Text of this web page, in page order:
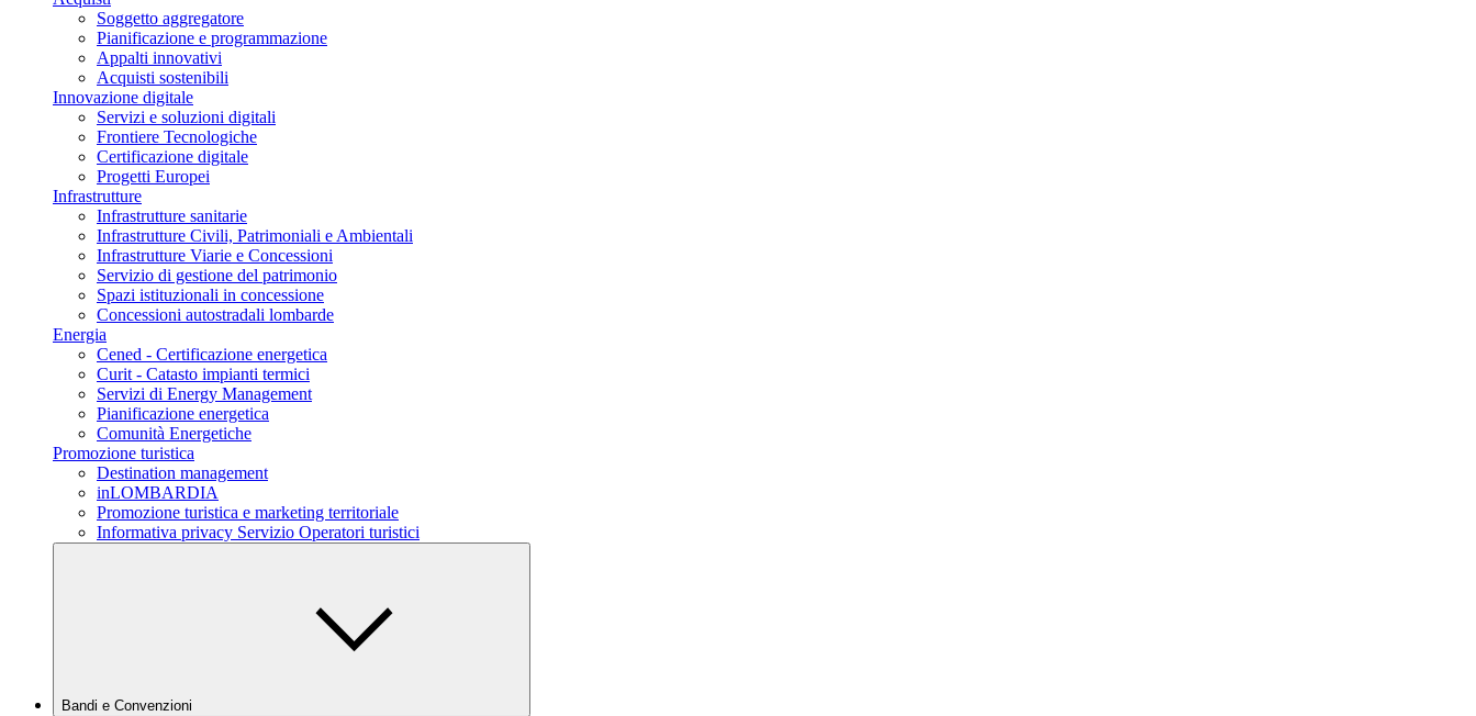
Soggetto aggregatore
Pianificazione e programmazione
Appalti innovativi
Acquisti sostenibili
Innovazione digitale
Servizi e soluzioni digitali
Frontiere Tecnologiche
Certificazione digitale
Progetti Europei
Infrastrutture
Infrastrutture sanitarie
Infrastrutture Civili, Patrimoniali e Ambientali
Infrastrutture Viarie e Concessioni
Servizio di gestione del patrimonio
Spazi istituzionali in concessione
Concessioni autostradali lombarde
Energia
Cened - Certificazione energetica
Curit - Catasto impianti termici
Servizi di Energy Management
Pianificazione energetica
Comunità Energetiche
Promozione turistica
Destination management
inLOMBARDIA
Promozione turistica e marketing territoriale
Informativa privacy Servizio Operatori turistici
Bandi e Convenzioni